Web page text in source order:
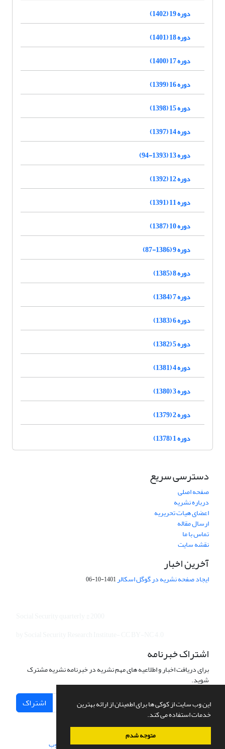
این وب سایت از کوکی ها برای اطمینان از ارائه بهترین
خدمات استفاده می کند.
متوجه شدم
دوره 19 (1402)
دوره 18 (1401)
دوره 17 (1400)
دوره 16 (1399)
دوره 15 (1398)
دوره 14 (1397)
دوره 13 (1393-94)
دوره 12 (1392)
دوره 11 (1391)
دوره 10 (1387)
دوره 9 (1386-87)
دوره 8 (1385)
دوره 7 (1384)
دوره 6 (1383)
دوره 5 (1382)
دوره 4 (1381)
دوره 3 (1380)
دوره 2 (1379)
دوره 1 (1378)
دسترسی سریع
صفحه اصلی
درباره نشریه
اعضای هیات تحریریه
ارسال مقاله
تماس با ما
نقشه سایت
آخرین اخبار
ایجاد صفحه نشریه در گوگل اسکالر1401-10-06
اشتراک خبرنامه
برای دریافت اخبار و اطلاعیه های مهم نشریه در خبرنامه نشریه مشترک
شوید.
اشتراک
سامانه مدیریت نشریات علمی.طراحی و پیاده سازی از سیناوب